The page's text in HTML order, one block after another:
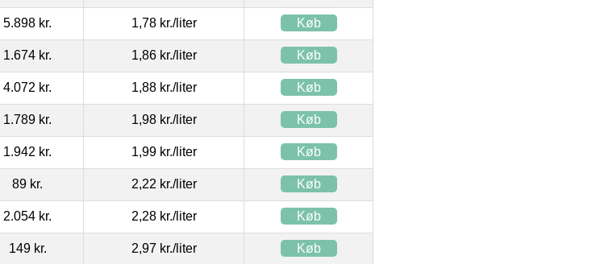
5.898 kr. 1,78 kr./liter Køb
1.674 kr. 1,86 kr./liter Køb
4.072 kr. 1,88 kr./liter Køb
1.789 kr. 1,98 kr./liter Køb
1.942 kr. 1,99 kr./liter Køb
89 kr. 2,22 kr./liter Køb
2.054 kr. 2,28 kr./liter Køb
149 kr. 2,97 kr./liter Køb